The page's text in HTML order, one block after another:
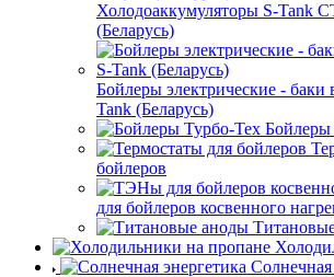
Холодоаккумуляторы S-Tank
(Беларусь)
Бойлеры электрические - баки
Tank (Беларусь)
Бойлеры
бойлеров
для бойлеров косвенного
Солнечная